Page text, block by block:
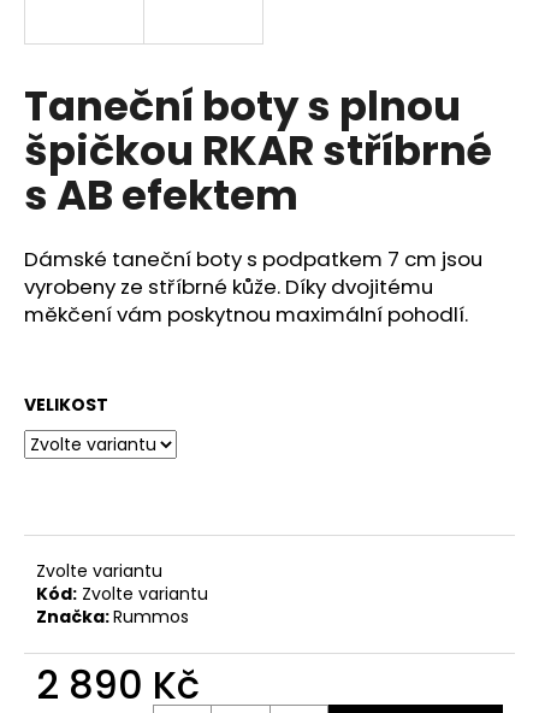
Taneční boty s plnou
špičkou RKAR stříbrné
s AB efektem
Dámské taneční boty s podpatkem 7 cm jsou
vyrobeny ze stříbrné kůže. Díky dvojitému
měkčení vám poskytnou maximální pohodlí.
VELIKOST
Zvolte variantu
Kód: Zvolte variantu
Značka:Rummos
2 890 Kč
í
t
?
HLEDAT
o
p
o
č
u
e
m